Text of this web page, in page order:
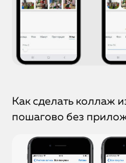
Как сделать коллаж
пошагово без